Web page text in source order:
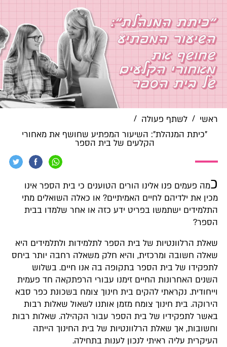
/ לשתף פעולה /
"כיתת המנהלת": השיעור המפתיע שחושף את מאחורי
הקלעים של בית הספר
מה פעמים פנו אלינו הורים הטוענים כי בית הספר אינו
את ילדיהם לחיים האמיתיים? או כאלה השואלים מתי
ישתמשו בפריט ידע כזה או אחר שלמדו בבית
הרלוונטיות של בית הספר לתלמידות ולתלמידים היא
חשובה ומרכזית, והיא חלק משאלה רחבה יותר ביחס
של בית הספר בתקופה בה אנו חיים. בשלוש
האחרונות החיים זימנו עבורי הרפתקאה חד פעמית
נקראתי להקים בית חינוך צומח בשכונת כפר סבא
בית חינוך צומח מזמן אותנו לשאול שאלות רבות
לתפקידיו של בית הספר עבור הקהילה. שאלות רבות
אך שאלת הרלוונטיות של בית החינוך הייתה
עליה ראיתי לנכון לענות בתחילה.